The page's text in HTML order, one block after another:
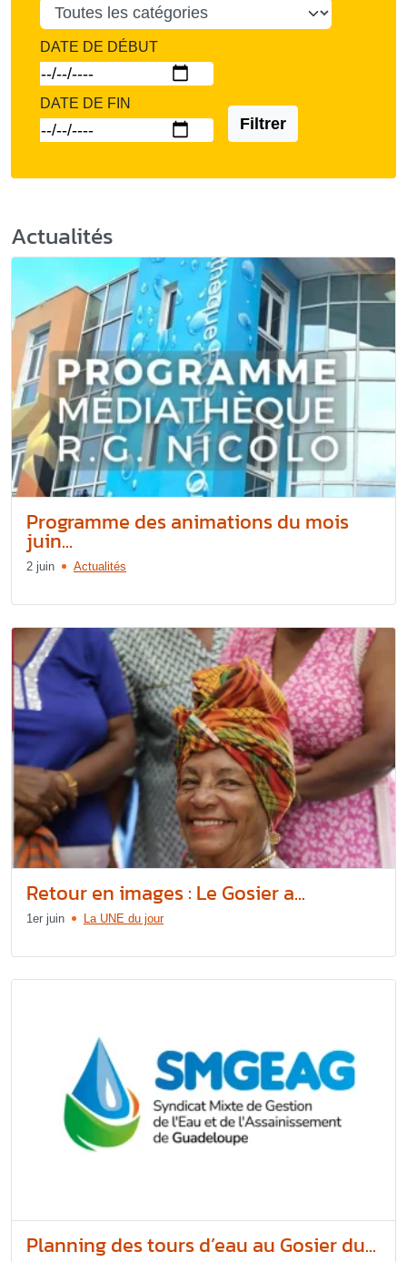
DATE DE DÉBUT
DATE DE FIN
Filtrer
Actualités
Programme des animations du mois
juin...
2 juin Actualités
Retour en images : Le Gosier a...
1er juin La UNE du jour
Planning des tours d’eau au Gosier du...